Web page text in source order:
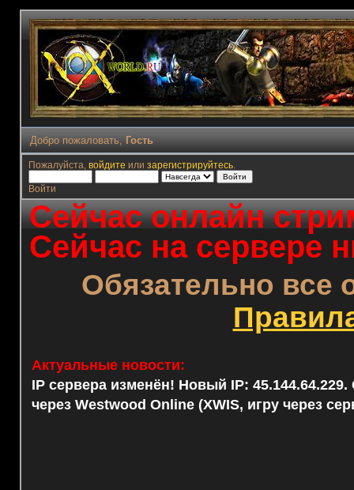
Добро пожаловать, Гость
Пожалуйста, войдите или зарегистрируйтесь.
Войти
Сейчас онлайн
Сейчас на сервере
Обязательно все
Актуальные новости:
IP сервера изменён! Новый IP: 45.144.64.229.
через Westwood Online (XWIS, игру через